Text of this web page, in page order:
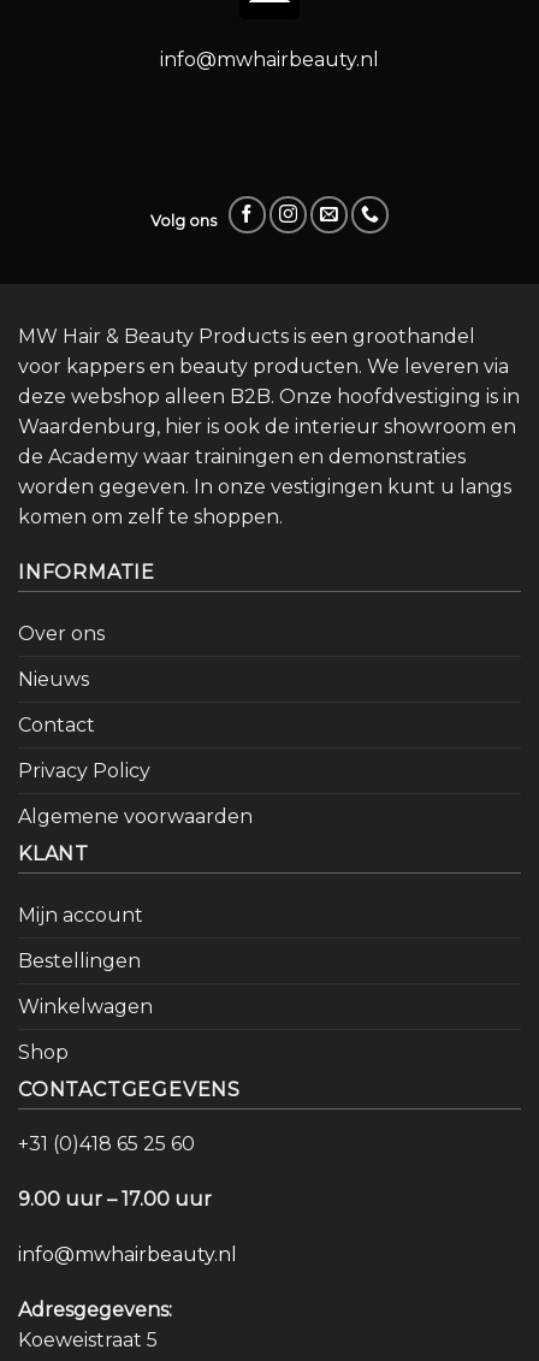
info@mwhairbeauty.nl
Volg ons
MW Hair & Beauty Products is een groothandel
voor kappers en beauty producten. We leveren via
deze webshop alleen B2B. Onze hoofdvestiging is in
Waardenburg, hier is ook de interieur showroom en
de Academy waar trainingen en demonstraties
worden gegeven. In onze vestigingen kunt u langs
komen om zelf te shoppen.
INFORMATIE
Over ons
Nieuws
Contact
Privacy Policy
Algemene voorwaarden
KLANT
Mijn account
Bestellingen
Winkelwagen
Shop
CONTACTGEGEVENS
+31 (0)418 65 25 60
9.00 uur – 17.00 uur
info@mwhairbeauty.nl
Adresgegevens:
Koeweistraat 5